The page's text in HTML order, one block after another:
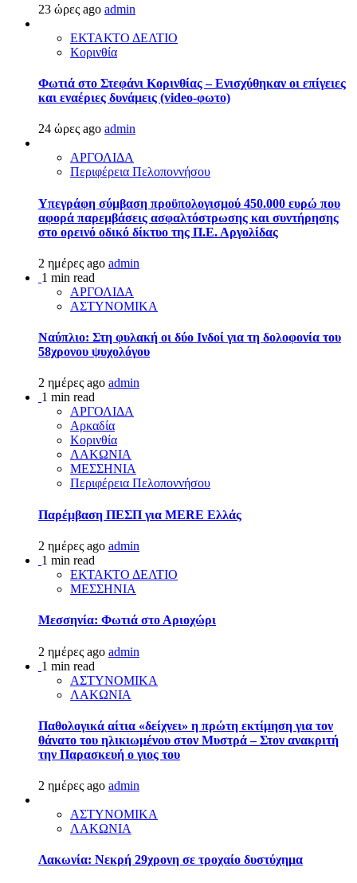
23 ώρες ago admin
ΕΚΤΑΚΤΟ ΔΕΛΤΙΟ
Κορινθία
Φωτιά στο Στεφάνι Κορινθίας – Ενισχύθηκαν οι επίγειες
και εναέριες δυνάμεις (video-φωτο)
24 ώρες ago admin
ΑΡΓΟΛΙΔΑ
Περιφέρεια Πελοποννήσου
Υπεγράφη σύμβαση προϋπολογισμού 450.000 ευρώ που
αφορά παρεμβάσεις ασφαλτόστρωσης και συντήρησης
στο ορεινό οδικό δίκτυο της Π.Ε. Αργολίδας
2 ημέρες ago admin
1 min read
ΑΡΓΟΛΙΔΑ
ΑΣΤΥΝΟΜΙΚΑ
Ναύπλιο: Στη φυλακή οι δύο Ινδοί για τη δολοφονία του
58χρονου ψυχολόγου
2 ημέρες ago admin
1 min read
ΑΡΓΟΛΙΔΑ
Αρκαδία
Κορινθία
ΛΑΚΩΝΙΑ
ΜΕΣΣΗΝΙΑ
Περιφέρεια Πελοποννήσου
Παρέμβαση ΠΕΣΠ για MERE Ελλάς
2 ημέρες ago admin
1 min read
ΕΚΤΑΚΤΟ ΔΕΛΤΙΟ
ΜΕΣΣΗΝΙΑ
Μεσσηνία: Φωτιά στο Αριοχώρι
2 ημέρες ago admin
1 min read
ΑΣΤΥΝΟΜΙΚΑ
ΛΑΚΩΝΙΑ
Παθολογικά αίτια «δείχνει» η πρώτη εκτίμηση για τον
θάνατο του ηλικιωμένου στον Μυστρά – Στον ανακριτή
την Παρασκευή ο γιος του
2 ημέρες ago admin
ΑΣΤΥΝΟΜΙΚΑ
ΛΑΚΩΝΙΑ
Λακωνία: Νεκρή 29χρονη σε τροχαίο δυστύχημα